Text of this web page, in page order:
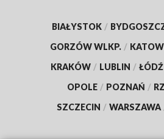
BIAŁYSTOK /
GORZÓW WLKP. /
KRAKÓW / LUBLIN / ŁÓDŹ
OPOLE / POZNAŃ /
SZCZECIN / WARSZAWA